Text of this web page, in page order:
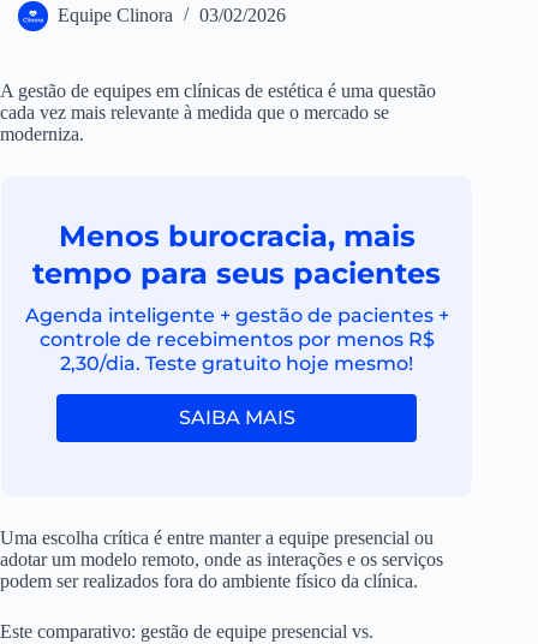
Equipe Clinora 03/02/2026
A gestão de equipes em clínicas de estética é uma questão
cada vez mais relevante à medida que o mercado se
moderniza.
Menos burocracia, mais
tempo para seus pacientes
Agenda inteligente + gestão de pacientes +
controle de recebimentos por menos R$
2,30/dia. Teste gratuito hoje mesmo!
SAIBA MAIS
Uma escolha crítica é entre manter a equipe presencial ou
adotar um modelo remoto, onde as interações e os serviços
podem ser realizados fora do ambiente físico da clínica.
Este comparativo: gestão de equipe presencial vs.